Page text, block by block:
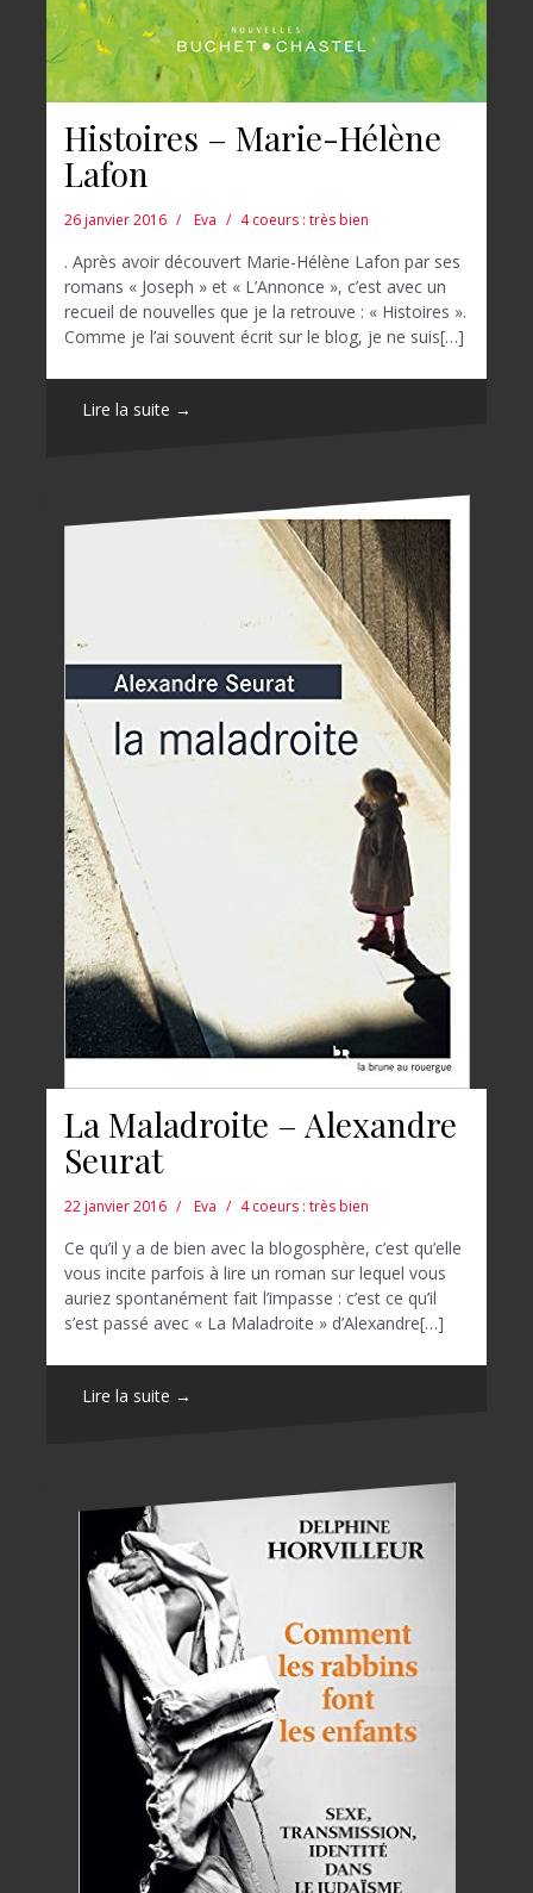
Histoires – Marie-Hélène
Lafon
26 janvier 2016 Eva 4 coeurs : très bien
. Après avoir découvert Marie-Hélène Lafon par ses
romans « Joseph » et « L’Annonce », c’est avec un
recueil de nouvelles que je la retrouve : « Histoires ».
Comme je l’ai souvent écrit sur le blog, je ne suis[…]
Lire la suite →
La Maladroite – Alexandre
Seurat
22 janvier 2016 Eva 4 coeurs : très bien
Ce qu’il y a de bien avec la blogosphère, c’est qu’elle
vous incite parfois à lire un roman sur lequel vous
auriez spontanément fait l’impasse : c’est ce qu’il
s’est passé avec « La Maladroite » d’Alexandre[…]
Lire la suite →